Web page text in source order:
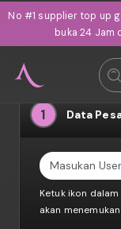
No #1 supplier top up
buka 24 Jam
1 Data
Ketuk ikon
akan